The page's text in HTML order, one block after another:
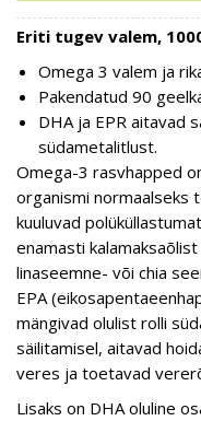
Eriti tugev valem,
Omega 3 valem ja
Pakendatud 90
DHA ja EPR aitavad
südametalitlust.
Omega-3 rasvhapped
organismi normaalseks
kuuluvad
enamasti
linaseemne- või chia
EPA
mängivad olulist rolli
säilitamisel, aitavad
veres ja toetavad
Lisaks on DHA oluline